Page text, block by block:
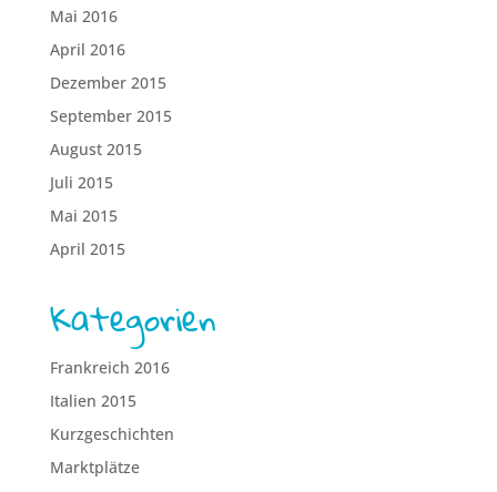
Mai 2016
April 2016
Dezember 2015
September 2015
August 2015
Juli 2015
Mai 2015
April 2015
Kategorien
Frankreich 2016
Italien 2015
Kurzgeschichten
Marktplätze